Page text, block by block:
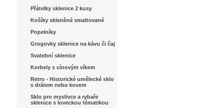
Přátelky sklenice 2 kusy
Košíky skleněné smaltované
Popelníky
Grogovky sklenice na kávu či čaj
Svatební sklenice
Korbely s cínovým víkem
Retro - Historické umělecké sklo
s drátem nebo kovem
Sklo pro myslivce a rybaře
sklenice s loveckou tématikou